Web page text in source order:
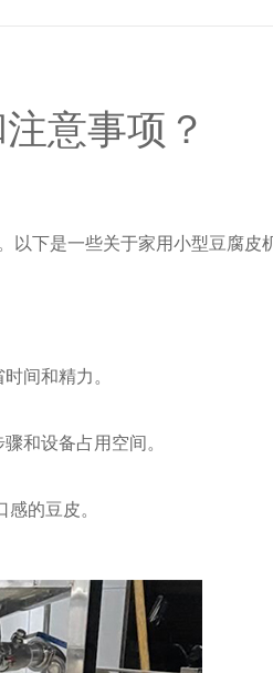
意事项？
下是一些关于家用小型豆腐皮
间和精力。
和设备占用空间。
的豆皮。